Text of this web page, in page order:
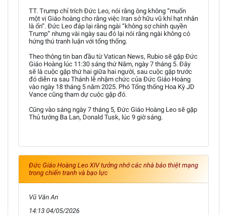
TT. Trump chỉ trích Đức Leo, nói rằng ông không “muốn
một vị Giáo hoàng cho rằng việc Iran sở hữu vũ khí hạt nhân
là ổn”. Đức Leo đáp lại rằng ngài “không sợ chính quyền
Trump” nhưng vài ngày sau đó lại nói rằng ngài không có
hứng thú tranh luận với tổng thống.
Theo thông tin ban đầu từ Vatican News, Rubio sẽ gặp Đức
Giáo Hoàng lúc 11:30 sáng thứ Năm, ngày 7 tháng 5. Đây
sẽ là cuộc gặp thứ hai giữa hai người, sau cuộc gặp trước
đó diễn ra sau Thánh lễ nhậm chức của Đức Giáo Hoàng
vào ngày 18 tháng 5 năm 2025. Phó Tổng thống Hoa Kỳ JD
Vance cũng tham dự cuộc gặp đó.
Cũng vào sáng ngày 7 tháng 5, Đức Giáo Hoàng Leo sẽ gặp
Thủ tướng Ba Lan, Donald Tusk, lúc 9 giờ sáng.
Đức Giáo Hoàng Leo XIV tưởng nhớ các nhà báo thiệt mạng
trong chiến tranh và bạo lực
Vũ Văn An
14:13 04/05/2026